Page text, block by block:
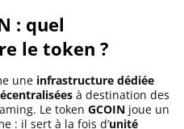
: quel
le token ?
une infrastructure dédiée
à destination des
Le token GCOIN joue un
: il sert à la fois d’unité